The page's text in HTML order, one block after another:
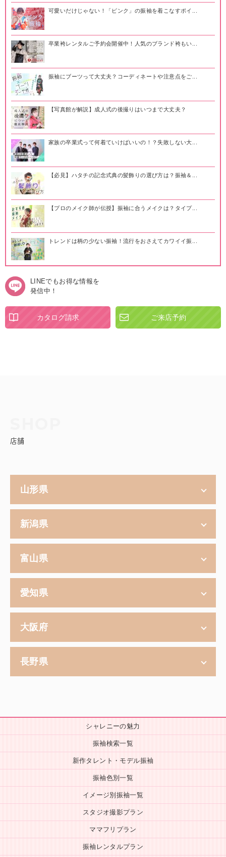
可愛いだけじゃない！「ピンク」の振袖を着こなすポイ...
卒業袴レンタルご予約会開催中！人気のブランド袴もい...
振袖にブーツって大丈夫？コーディネートや注意点をご...
【写真館が解説】成人式の後撮りはいつまで大丈夫？
家族の卒業式って何着ていけばいいの！？失敗しない大...
【必見】ハタチの記念式典の髪飾りの選び方は？振袖＆...
【プロのメイク師が伝授】振袖に合うメイクは？タイプ...
トレンドは柄の少ない振袖！流行をおさえてカワイイ振...
LINEでもお得な情報を
発信中！
カタログ請求 ご来店予約
店舗
山形県
新潟県
富山県
愛知県
大阪府
長野県
シャレニーの魅力
振袖検索一覧
新作タレント・モデル振袖
振袖色別一覧
イメージ別振袖一覧
スタジオ撮影プラン
ママフリプラン
振袖レンタルプラン